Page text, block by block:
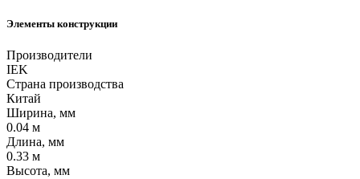
Элементы конструкции
Производители
IEK
Страна производства
Китай
Ширина, мм
0.04 м
Длина, мм
0.33 м
Высота, мм